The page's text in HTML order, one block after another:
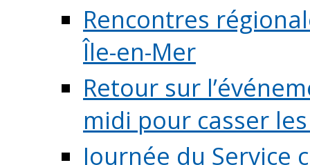
Rencontres
Île-en-Mer
Retour sur
midi pour casser les
Journée du Service